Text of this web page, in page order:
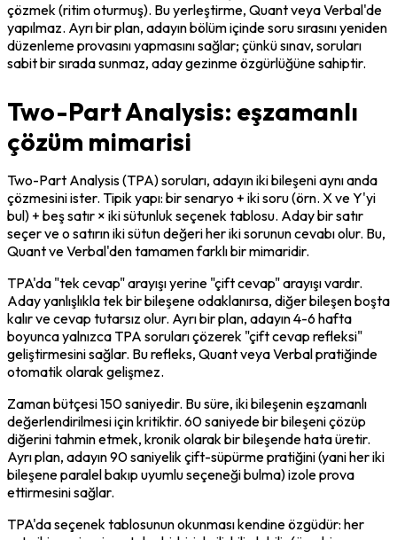
çözmek (ritim oturmuş). Bu yerleştirme, Quant veya Verbal'de
yapılmaz. Ayrı bir plan, adayın bölüm içinde soru sırasını yeniden
düzenleme provasını yapmasını sağlar; çünkü sınav, soruları
sabit bir sırada sunmaz, aday gezinme özgürlüğüne sahiptir.
Two-Part Analysis: eşzamanlı
çözüm mimarisi
Two-Part Analysis (TPA) soruları, adayın iki bileşeni aynı anda
çözmesini ister. Tipik yapı: bir senaryo + iki soru (örn. X ve Y'yi
bul) + beş satır × iki sütunluk seçenek tablosu. Aday bir satır
seçer ve o satırın iki sütun değeri her iki sorunun cevabı olur. Bu,
Quant ve Verbal'den tamamen farklı bir mimaridir.
TPA'da "tek cevap" arayışı yerine "çift cevap" arayışı vardır.
Aday yanlışlıkla tek bir bileşene odaklanırsa, diğer bileşen boşta
kalır ve cevap tutarsız olur. Ayrı bir plan, adayın 4-6 hafta
boyunca yalnızca TPA soruları çözerek "çift cevap refleksi"
geliştirmesini sağlar. Bu refleks, Quant veya Verbal pratiğinde
otomatik olarak gelişmez.
Zaman bütçesi 150 saniyedir. Bu süre, iki bileşenin eşzamanlı
değerlendirilmesi için kritiktir. 60 saniyede bir bileşeni çözüp
diğerini tahmin etmek, kronik olarak bir bileşende hata üretir.
Ayrı plan, adayın 90 saniyelik çift-süpürme pratiğini (yani her iki
bileşene paralel bakıp uyumlu seçeneği bulma) izole prova
ettirmesini sağlar.
TPA'da seçenek tablosunun okunması kendine özgüdür: her